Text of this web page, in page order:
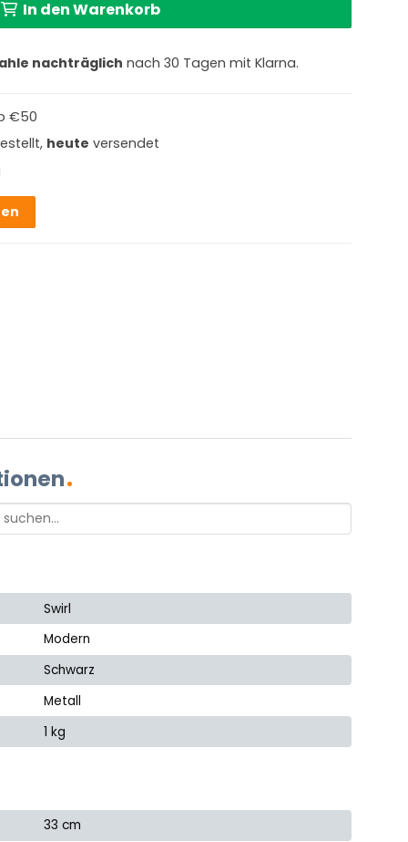
In den Warenkorb
nachträglich nach 30 Tagen mit Klarna.
€50
heute versendet
Swirl
Modern
Schwarz
Metall
1 kg
33 cm